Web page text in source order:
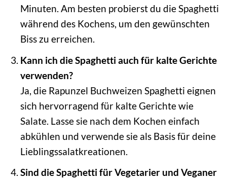
Minuten. Am besten probierst du die Spaghetti
während des Kochens, um den gewünschten
Biss zu erreichen.
Kann ich die Spaghetti auch für kalte Gerichte
verwenden?
Ja, die Rapunzel Buchweizen Spaghetti eignen
sich hervorragend für kalte Gerichte wie
Salate. Lasse sie nach dem Kochen einfach
abkühlen und verwende sie als Basis für deine
Lieblingssalatkreationen.
Sind die Spaghetti für Vegetarier und Veganer